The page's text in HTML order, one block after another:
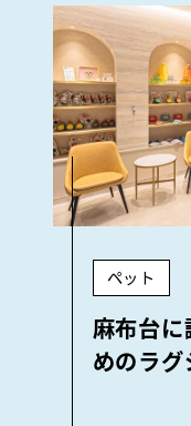
ペット
麻布台
めのラ